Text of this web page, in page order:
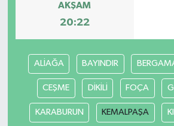
AKŞAM
20:22
ALİAĞA BAYINDIR
CEŞME DİKİLİ FOÇA
KARABURUN KEMALPAŞA
Etiketler